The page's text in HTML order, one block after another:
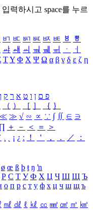
입력하시고 space를 누르
ㅲ ㅳ ㅴ ㅵ ㅶ ㅷ ㅸ
ㅹ
ㆇ ㆈ ㆉ ㆊ ㆋ ㆌ ㆍ
ㆎ
ΤΥ Φ Χ Ψ Ω α β γ δ ε ζ η
פ ם ן ו ט א ר ק
（ ） ［ ］ ｛ ｝
≪ ≫ √ ∽ ∝ ∵ ∫ ∬ ∈ ∋
＋ － ＜ ＝
＞
˙ ¸ ¡ ¿ ː ！ ＇ ， ． ／
：
ø œ ß þ ŧ ŋ ŉ
Р С Т У Ф Х Ц Ч Ш Щ Ъ
о п р с т у ф х ц ч ш щ ъ
㎖ ㎗ ℓ ㎘ ㏄ ㎣ ㎤ ㎥ ㎦